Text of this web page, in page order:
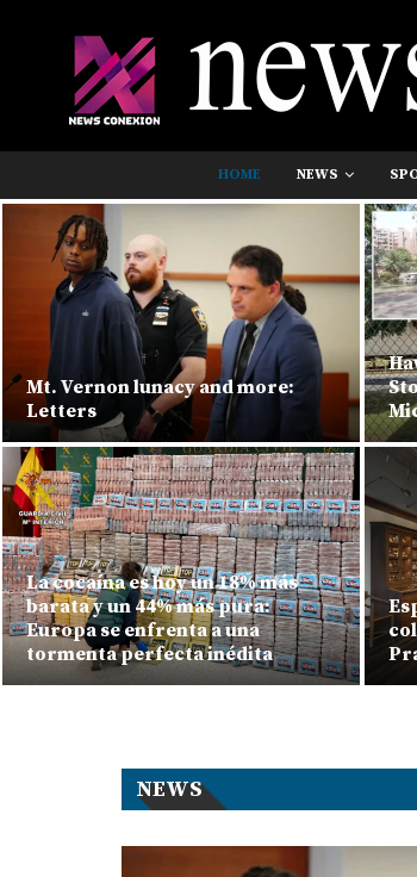
HOME NEWS
Mt. Vernon lunacy and more:
Letters
La cocaína es hoy un 18% más
barata y un 44% más pura:
Europa se enfrenta a una
tormenta perfecta inédita
NEWS